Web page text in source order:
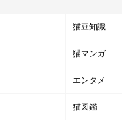
猫豆知識
猫マンガ
エンタメ
猫図鑑